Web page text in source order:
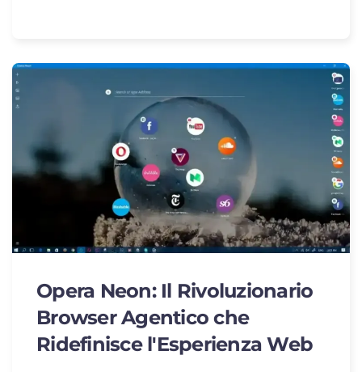
Opera Neon: Il Rivoluzionario
Browser Agentico che
Ridefinisce l'Esperienza Web